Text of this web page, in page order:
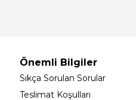
Önemli Bilgiler
Sıkça Sorulan Sorular
Teslimat Koşulları